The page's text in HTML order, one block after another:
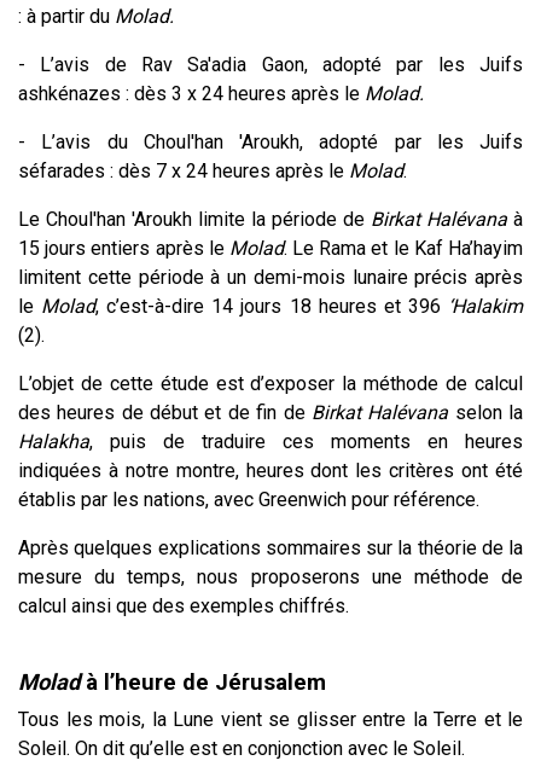
: à partir du Molad.
- L’avis de Rav Sa'adia Gaon, adopté par les Juifs
ashkénazes : dès 3 x 24 heures après le Molad.
- L’avis du Choul'han 'Aroukh, adopté par les Juifs
séfarades : dès 7 x 24 heures après le Molad.
Le Choul'han 'Aroukh limite la période de Birkat Halévana à
15 jours entiers après le Molad. Le Rama et le Kaf Ha’hayim
limitent cette période à un demi-mois lunaire précis après
le Molad, c’est-à-dire 14 jours 18 heures et 396 ‘Halakim
(2).
L’objet de cette étude est d’exposer la méthode de calcul
des heures de début et de fin de Birkat Halévana selon la
Halakha, puis de traduire ces moments en heures
indiquées à notre montre, heures dont les critères ont été
établis par les nations, avec Greenwich pour référence.
Après quelques explications sommaires sur la théorie de la
mesure du temps, nous proposerons une méthode de
calcul ainsi que des exemples chiffrés.
Moladà l’heure de Jérusalem
Tous les mois, la Lune vient se glisser entre la Terre et le
Soleil. On dit qu’elle est en conjonction avec le Soleil.